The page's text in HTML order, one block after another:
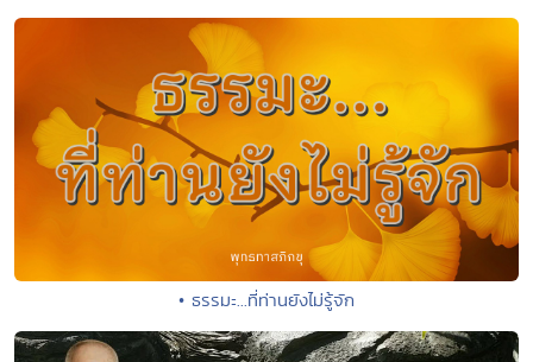
• ธรรมะ...ที่ท่านยังไม่รู้จัก